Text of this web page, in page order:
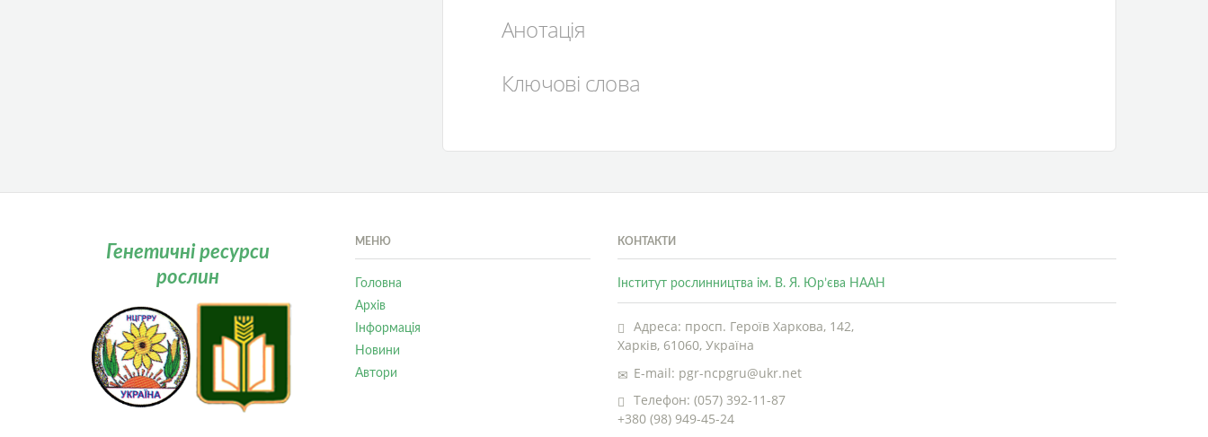
Анотація
Ключові слова
Генетичні ресурси
рослин
МЕНЮ
Головна
Архів
Інформація
Новини
Автори
КОНТАКТИ
Інститут рослинництва ім. В. Я. Юр’єва НААН
Адреса: просп. Героїв Харкова, 142,
Харків, 61060, Україна
E-mail: pgr-ncpgru@ukr.net
Телефон: (057) 392-11-87
+380 (98) 949-45-24